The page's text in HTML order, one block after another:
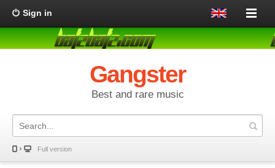
Sign in
Gangster
Best and rare music
Full version